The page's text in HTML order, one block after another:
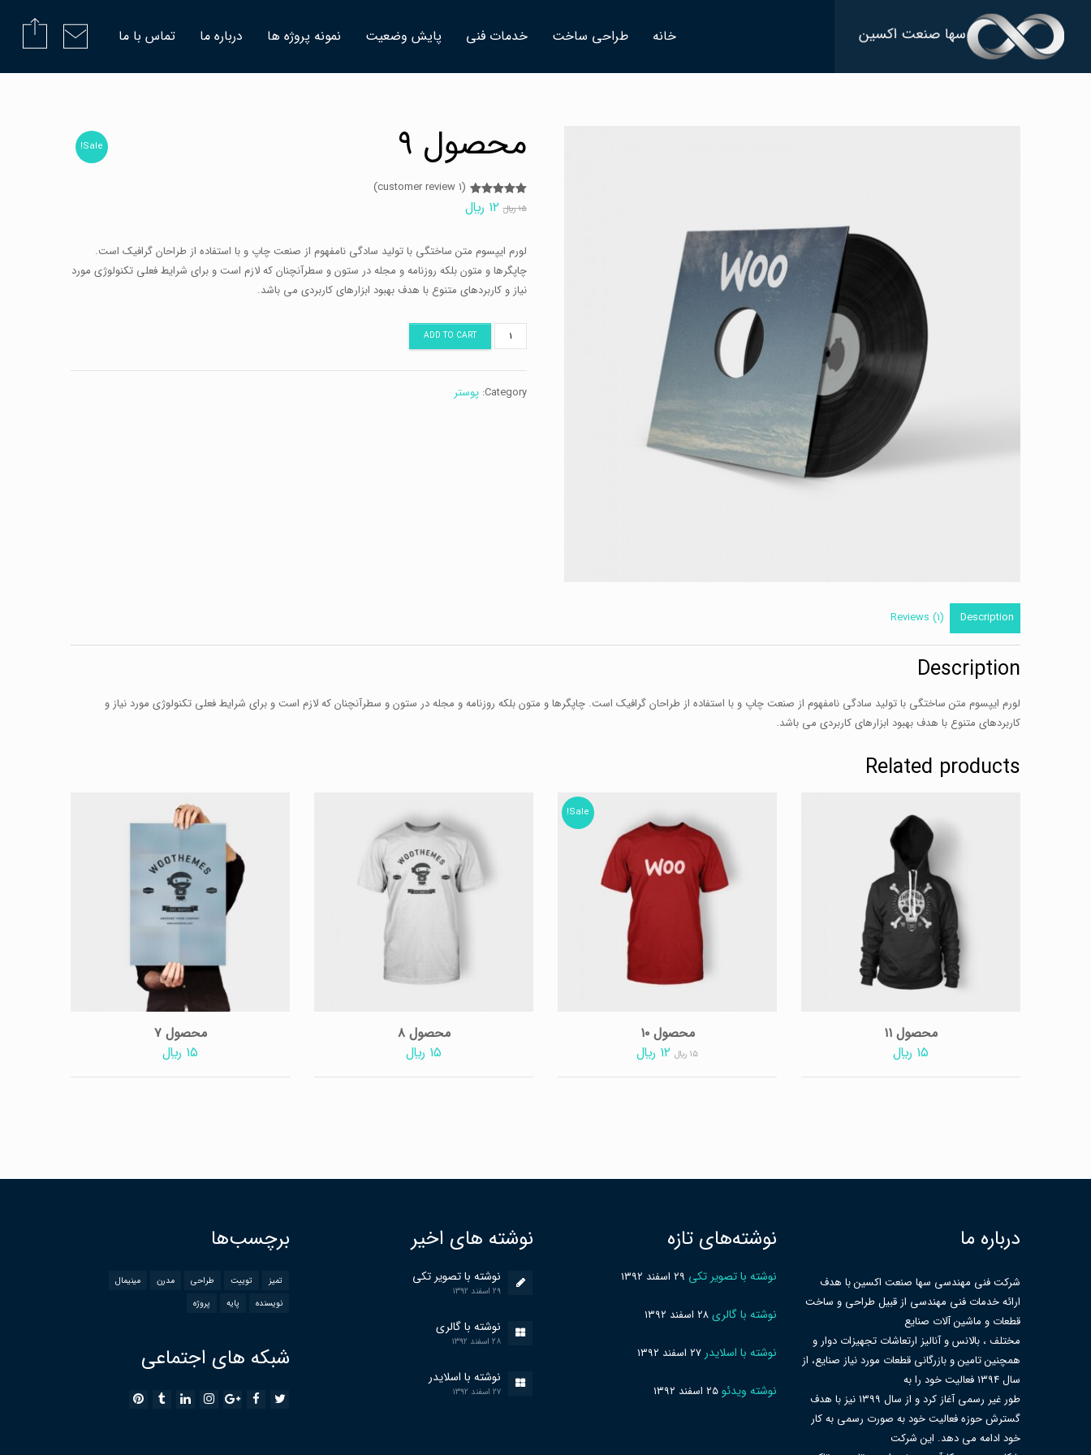
خانه طراحي ساخت خدمات فني پايش وضعيت نمونه پروژه ها درباره ما تماس با ما
Sale! محصول ۹
Rated ۵.۰۰
out of 5
۱
rating
(۱customer review)
۱۵﷼ ۱۲ ﷼
لورم ایپسوم متن ساختگی با تولید سادگی نامفهوم از صنعت چاپ و با استفاده از طراحان گرافیک است.
چاپگرها و متون بلکه روزنامه و مجله در ستون و سطرآنچنان که لازم است و برای شرایط فعلی تکنولوژی مورد
نیاز و کاربردهای متنوع با هدف بهبود ابزارهای کاربردی می باشد.
محصول
9
quantity
ADD TO CART
Category: پوستر
Description
Reviews (1)
Description
لورم ایپسوم متن ساختگی با تولید سادگی نامفهوم از صنعت چاپ و با استفاده از طراحان گرافیک است. چاپگرها و متون بلکه روزنامه و مجله در ستون و سطرآنچنان که لازم است و برای شرایط فعلی تکنولوژی مورد نیاز و
کاربردهای متنوع با هدف بهبود ابزارهای کاربردی می باشد.
Related products
محصول ۱۱
۱۵ ﷼
Sale!
out of 5محصول ۱۰
۱۵ ﷼ ۱۲ ﷼
out of 5محصول ۸
۱۵ ﷼
محصول ۷
۱۵ ﷼
برچسب‌ها
تمیز توییت طراحی مدرن
مینیمال
نویسنده
پایه پروژه
شبکه های اجتماعی
نوشته های اخیر
نوشته با تصویر تکی
۲۹ اسفند ۱۳۹۲
نوشته با گالری
۲۸ اسفند ۱۳۹۲
نوشته با اسلایدر
۲۷ اسفند ۱۳۹۲
نوشته‌های تازه
نوشته با تصویر تکی ۲۹ اسفند ۱۳۹۲
نوشته با گالری۲۸ اسفند ۱۳۹۲
نوشته با اسلایدر ۲۷ اسفند ۱۳۹۲
نوشته ویدئو۲۵ اسفند ۱۳۹۲
درباره ما
شرکت فنی مهندسی سها صنعت اکسین با هدف
ارائه خدمات فنی مهندسی از قبیل طراحی و ساخت
قطعات و ماشین آلات صنایع
مختلف ، بالانس و آنالیز ارتعاشات تجهیزات دوار و
همچنین تامین و بازرگانی قطعات مورد نیاز صنایع، از
سال ۱۳۹۴ فعالیت خود را به
طور غیر رسمی آغاز کرد و از سال ۱۳۹۹ نیز با هدف
گسترش حوزه فعالیت خود به صورت رسمی به کار
خود ادامه می دهد. این شرکت